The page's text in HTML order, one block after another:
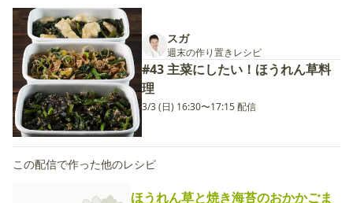
スガ
週末の作り置きレシピ
#43 主菜にしたい！ほうれん草料
理
3/3 (日) 16:30〜17:15 配信
この配信で作った他のレシピ
ほうれん草と焼き海苔のおかかごま